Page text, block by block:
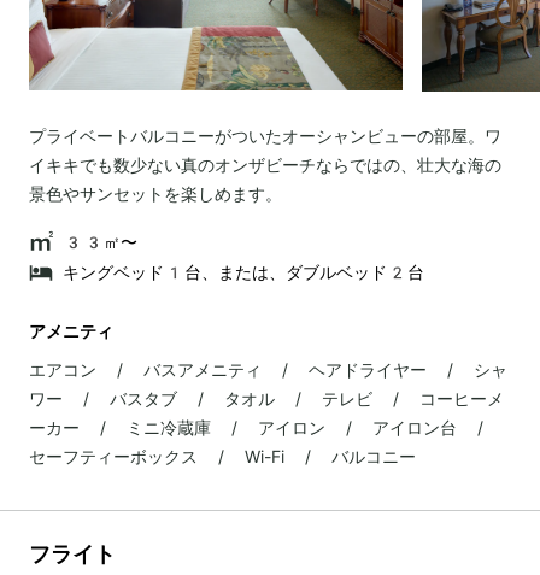
プライベートバルコニーがついたオーシャンビューの部屋。ワ
イキキでも数少ない真のオンザビーチならではの、壮大な海の
景色やサンセットを楽しめます。
33㎡〜
キングベッド1台、または、ダブルベッド2台
アメニティ
エアコン / バスアメニティ / ヘアドライヤー / シャ
ワー / バスタブ / タオル / テレビ / コーヒーメ
ーカー / ミニ冷蔵庫 / アイロン / アイロン台 /
セーフティーボックス / Wi-Fi / バルコニー
フライト